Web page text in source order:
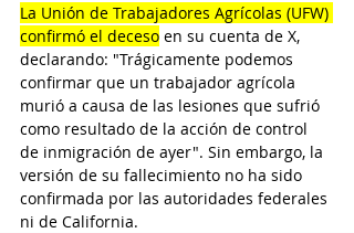
La Unión de Trabajadores Agrícolas (UFW)
confirmó el deceso en su cuenta de X,
declarando: "Trágicamente podemos
confirmar que un trabajador agrícola
murió a causa de las lesiones que sufrió
como resultado de la acción de control
de inmigración de ayer". Sin embargo, la
versión de su fallecimiento no ha sido
confirmada por las autoridades federales
ni de California.